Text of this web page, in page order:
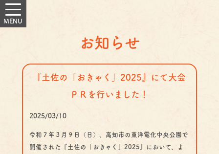
お知らせ
『土佐の「おきゃく」2025』にて大会
ＰＲを行いました！
2025/03/10
令和７年３月９日（日）、高知市の東洋電化中央公園で
開催された『土佐の「おきゃく」2025』において、よ